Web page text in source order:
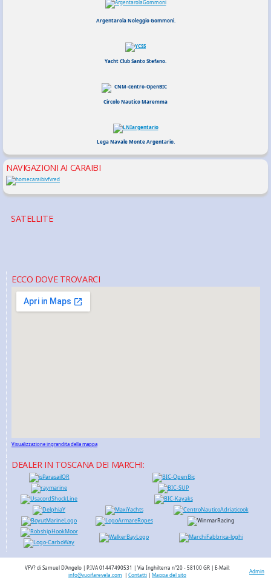
Argentarola Noleggio Gommoni.
Yacht Club Santo Stefano.
Circolo Nautico Maremma
Lega Navale Monte Argentario.
NAVIGAZIONI AI CARAIBI
SATELLITE
ECCO DOVE TROVARCI
Visualizzazione ingrandita della mappa
DEALER IN TOSCANA DEI MARCHI:
VFV? di Samuel D'Angelo | P.IVA 01447490531 | Via Inghilterra n°20 - 58100 GR | E-Mail:
info@vuoifarevela.com | Contatti | Mappa del sito
Admin